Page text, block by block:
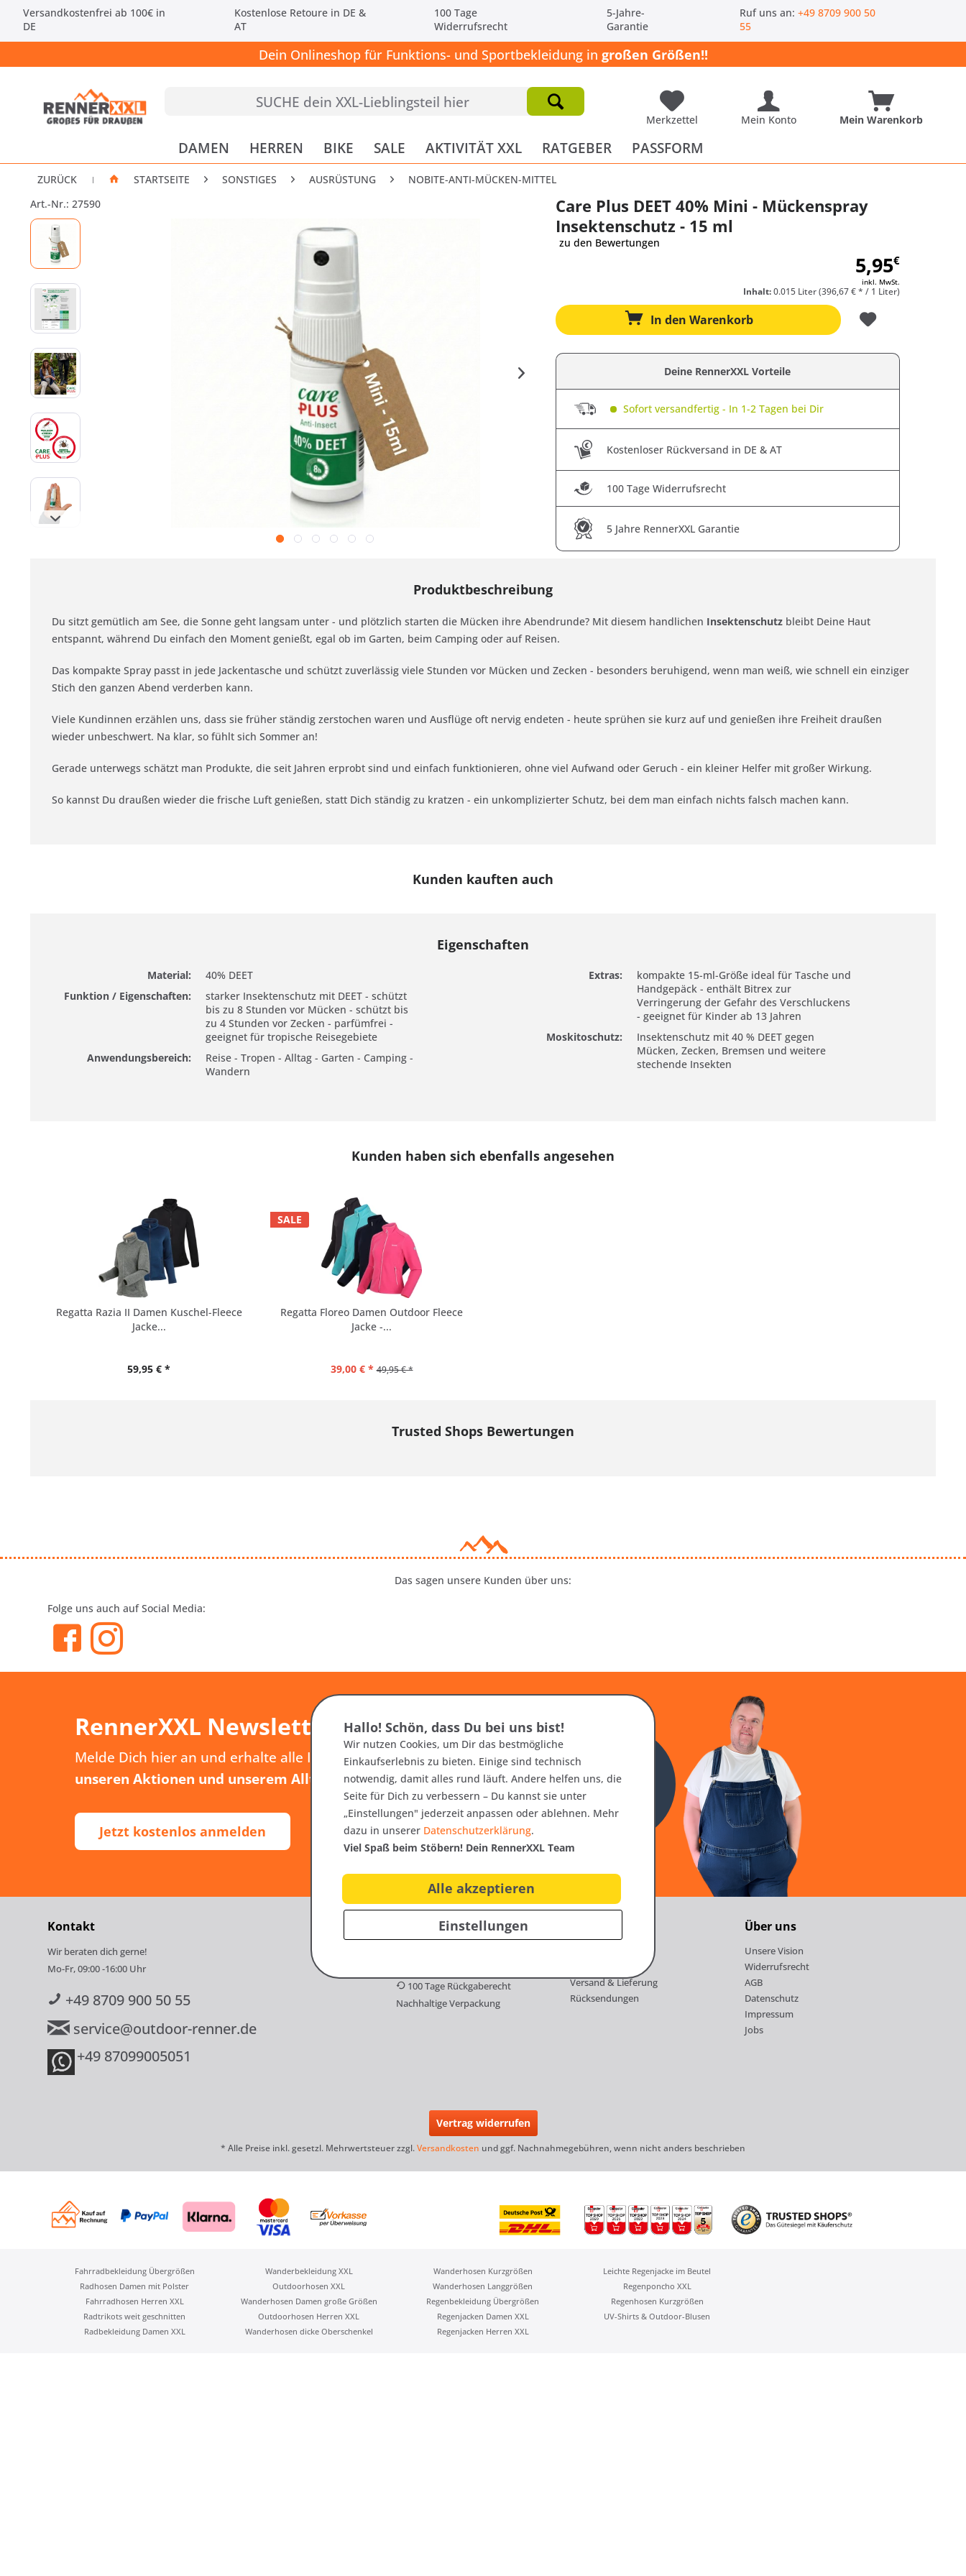
Versandkostenfrei ab 100€ in
DE
Kostenlose Retoure in DE &
AT
100 Tage
Widerrufsrecht
5-Jahre-
Garantie
Ruf uns an:+49 8709 900 50
55
Dein Onlineshop für Funktions- und Sportbekleidung in großen Größen!!
Merkzettel Mein Konto Mein Warenkorb
DAMEN HERREN BIKE SALE AKTIVITÄT XXL RATGEBER PASSFORM
ZURÜCK | STARTSEITE SONSTIGES AUSRÜSTUNG NOBITE-ANTI-MÜCKEN-MITTEL
Care Plus DEET 40% Mini - Mückenspray
Insektenschutz - 15 ml
Art.-Nr.: 27590
zu den Bewertungen
5,95€
inkl. MwSt.
Inhalt:0.015 Liter (396,67 € * / 1 Liter)
In den Warenkorb
Deine RennerXXL Vorteile
Sofort versandfertig - In 1-2 Tagen bei Dir
Kostenloser Rückversand in DE & AT
100 Tage Widerrufsrecht
5 Jahre RennerXXL Garantie
Produktbeschreibung
Du sitzt gemütlich am See, die Sonne geht langsam unter - und plötzlich starten die Mücken ihre Abendrunde? Mit diesem handlichen Insektenschutz bleibt Deine Haut
entspannt, während Du einfach den Moment genießt, egal ob im Garten, beim Camping oder auf Reisen.
Das kompakte Spray passt in jede Jackentasche und schützt zuverlässig viele Stunden vor Mücken und Zecken - besonders beruhigend, wenn man weiß, wie schnell ein einziger
Stich den ganzen Abend verderben kann.
Viele Kundinnen erzählen uns, dass sie früher ständig zerstochen waren und Ausflüge oft nervig endeten - heute sprühen sie kurz auf und genießen ihre Freiheit draußen
wieder unbeschwert. Na klar, so fühlt sich Sommer an!
Gerade unterwegs schätzt man Produkte, die seit Jahren erprobt sind und einfach funktionieren, ohne viel Aufwand oder Geruch - ein kleiner Helfer mit großer Wirkung.
So kannst Du draußen wieder die frische Luft genießen, statt Dich ständig zu kratzen - ein unkomplizierter Schutz, bei dem man einfach nichts falsch machen kann.
Kunden kauften auch
Eigenschaften
Material:
40% DEET
Funktion / Eigenschaften:
starker Insektenschutz mit DEET - schützt
bis zu 8 Stunden vor Mücken - schützt bis
zu 4 Stunden vor Zecken - parfümfrei -
geeignet für tropische Reisegebiete
Anwendungsbereich:
Reise - Tropen - Alltag - Garten - Camping -
Wandern
Extras:
kompakte 15-ml-Größe ideal für Tasche und
Handgepäck - enthält Bitrex zur
Verringerung der Gefahr des Verschluckens
- geeignet für Kinder ab 13 Jahren
Moskitoschutz:
Insektenschutz mit 40 % DEET gegen
Mücken, Zecken, Bremsen und weitere
stechende Insekten
Kunden haben sich ebenfalls angesehen
Regatta Razia II Damen Kuschel-Fleece
Jacke...
59,95 € *
SALE
Regatta Floreo Damen Outdoor Fleece
Jacke -...
39,00 € * 49,95 € *
Trusted Shops Bewertungen
Das sagen unsere Kunden über uns:
Folge uns auch auf Social Media:
RennerXXL Newsletter
Melde Dich hier an und erhalte alle Infos zu neuen Produkten,
unseren Aktionen und unserem Alltag
als Onlineshop!
Jetzt kostenlos anmelden
10€
Kontakt
Wir beraten dich gerne!
Mo-Fr, 09:00 -16:00 Uhr
+49 8709 900 50 55
service@outdoor-renner.de
+49 87099005051
Vorteile
100 Tage Rückgaberecht
Nachhaltige Verpackung
Versand & Lieferung
Rücksendungen
Über uns
Unsere Vision
Widerrufsrecht
AGB
Datenschutz
Impressum
Jobs
Vertrag widerrufen
* Alle Preise inkl. gesetzl. Mehrwertsteuer zzgl.Versandkosten und ggf. Nachnahmegebühren, wenn nicht anders beschrieben
Fahrradbekleidung Übergrößen
Radhosen Damen mit Polster
Fahrradhosen Herren XXL
Radtrikots weit geschnitten
Radbekleidung Damen XXL
Wanderbekleidung XXL
Outdoorhosen XXL
Wanderhosen Damen große Größen
Outdoorhosen Herren XXL
Wanderhosen dicke Oberschenkel
Wanderhosen Kurzgrößen
Wanderhosen Langgrößen
Regenbekleidung Übergrößen
Regenjacken Damen XXL
Regenjacken Herren XXL
Leichte Regenjacke im Beutel
Regenponcho XXL
Regenhosen Kurzgrößen
UV-Shirts & Outdoor-Blusen
Hallo! Schön, dass Du bei uns bist!
Wir nutzen Cookies, um Dir das bestmögliche
Einkaufserlebnis zu bieten. Einige sind technisch
notwendig, damit alles rund läuft. Andere helfen uns, die
Seite für Dich zu verbessern – Du kannst sie unter
„Einstellungen" jederzeit anpassen oder ablehnen. Mehr
dazu in unserer Datenschutzerklärung.
Viel Spaß beim Stöbern! Dein RennerXXL Team
Alle akzeptieren
Einstellungen